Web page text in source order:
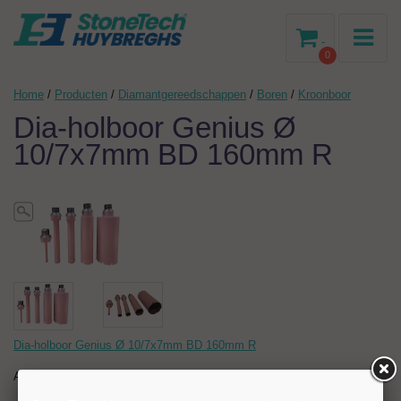
0
-
Home / Producten / Diamantgereedschappen / Boren / Kroonboor
Dia-holboor Genius Ø
10/7x7mm BD 160mm R
Dia-holboor Genius Ø 10/7x7mm BD 160mm R
Artikelnr: